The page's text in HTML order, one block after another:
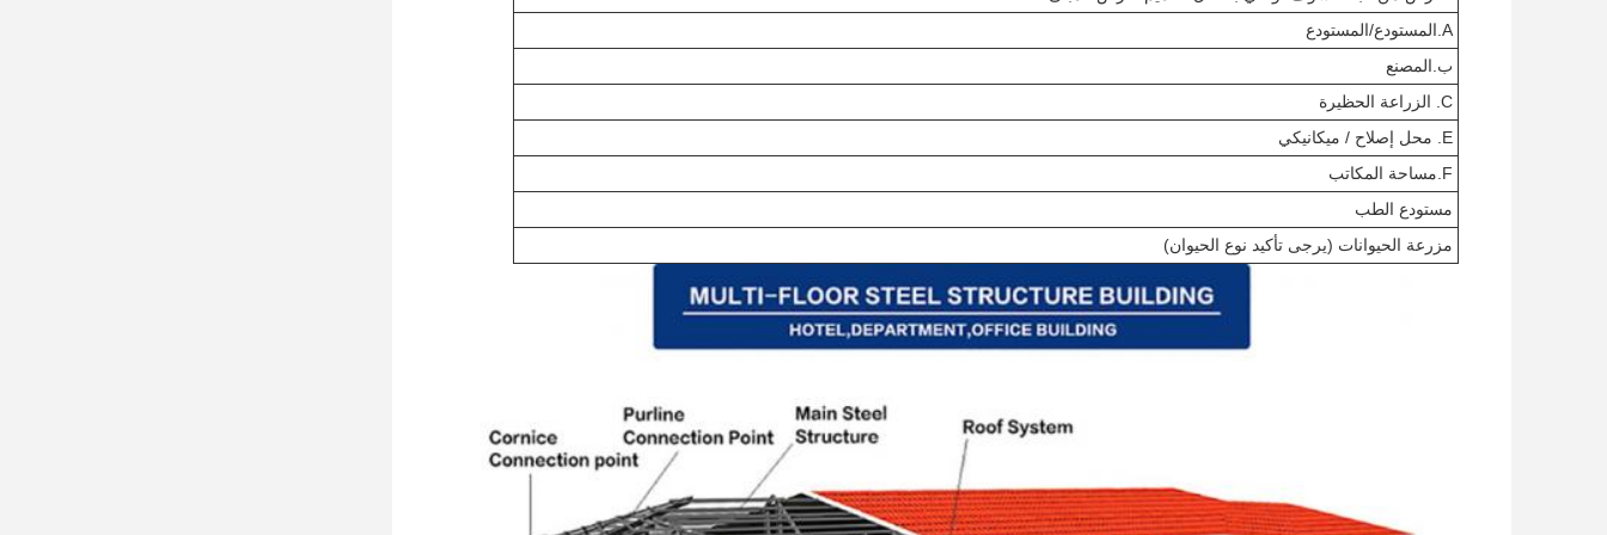
A.المستودع/المستودع
ب.المصنع
C. الزراعة الحظيرة
E. محل إصلاح / ميكانيكي
F.مساحة المكاتب
مستودع الطب
مزرعة الحيوانات (يرجى تأكيد نوع الحيوان)